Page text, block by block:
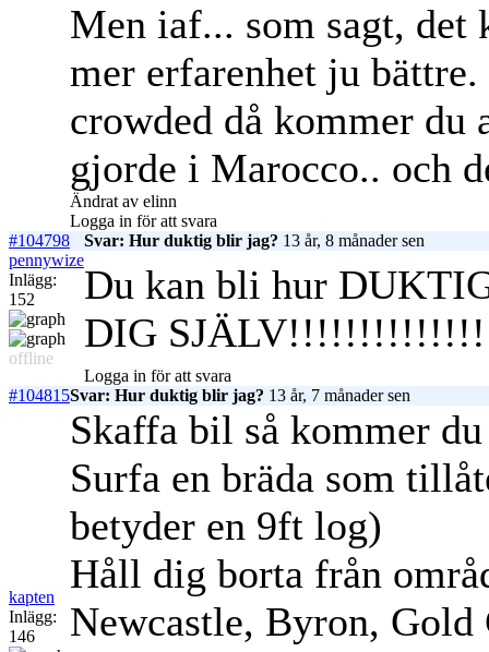
Men iaf... som sagt, det
mer erfarenhet ju
crowded då kommer
gjorde i Marocco.. och
Ändrat av elinn
Logga in för att svara
#104798
Svar: Hur duktig blir jag? 13 år, 8 månader sen
pennywize
Inlägg:
152
offline
Du kan bli hur
DIG
Logga in för att svara
#104815Svar: Hur duktig blir jag? 13 år, 7 månader sen
kapten
Inlägg:
146
Skaffa bil så kommer
Surfa en bräda som
betyder en 9ft log)
Håll dig borta från
Newcastle, Byron, Gold